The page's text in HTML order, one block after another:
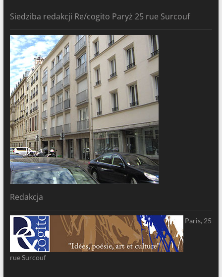
Siedziba redakcji Re/cogito Paryż 25 rue Surcouf
Redakcja
Paris, 25
rue Surcouf